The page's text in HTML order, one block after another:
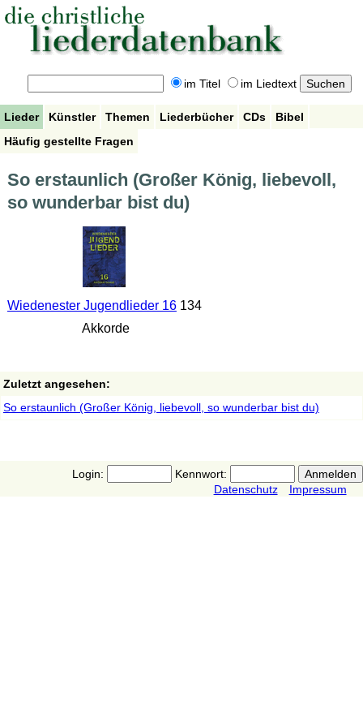
im Titel im Liedtext
Lieder Künstler Themen Liederbücher CDs
Bibel
Häufig gestellte Fragen
So erstaunlich (Großer König, liebevoll,
so wunderbar bist du)
Wiedenester Jugendlieder 16134
Akkorde
Zuletzt angesehen:
So erstaunlich (Großer König, liebevoll, so wunderbar bist du)
Login:
Kennwort:
Datenschutz
Impressum